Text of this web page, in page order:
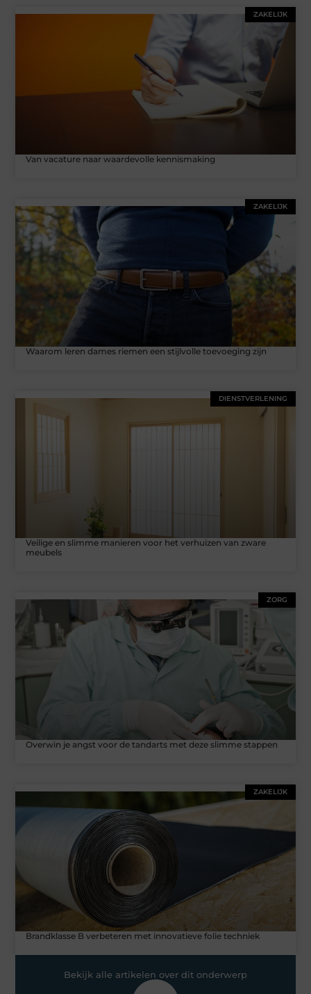
ZAKELIJK
Van vacature naar waardevolle kennismaking
ZAKELIJK
Waarom leren dames riemen een stijlvolle toevoeging zijn
DIENSTVERLENING
Veilige en slimme manieren voor het verhuizen van zware
meubels
ZORG
Overwin je angst voor de tandarts met deze slimme stappen
ZAKELIJK
Brandklasse B verbeteren met innovatieve folie techniek
Bekijk alle artikelen over dit onderwerp